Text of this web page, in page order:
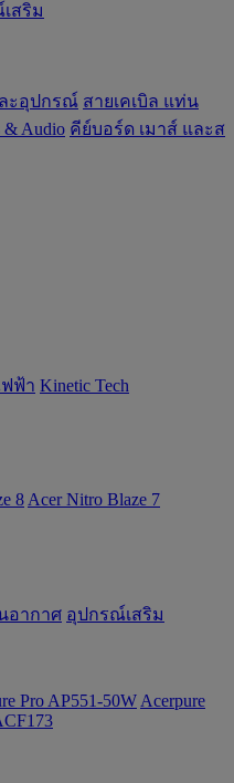
สริม
ละอุปกรณ์ สายเคเบิล แท่น
& Audio คีย์บอร์ด เมาส์ และส
ฟฟ้า Kinetic Tech
8 Acer Nitro Blaze 7
อากาศ อุปกรณ์เสริม
Pro AP551-50W Acerpure